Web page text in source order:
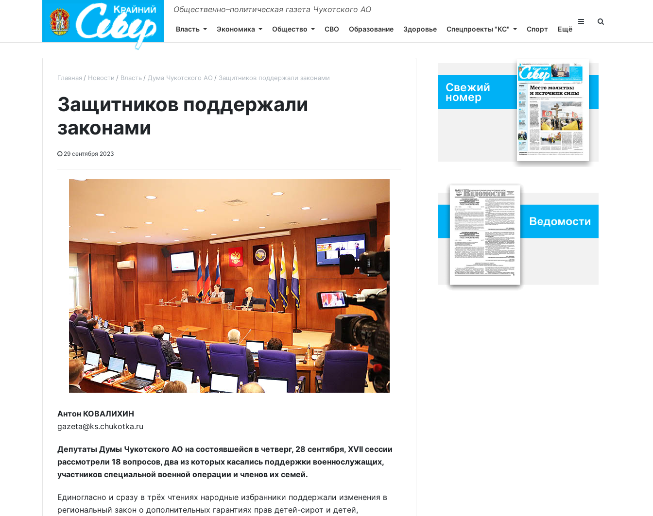
Общественно–политическая газета Чукотского АО
Власть Экономика Общество СВО Образование Здоровье Спецпроекты "КС" Спорт Ещё
Главная Новости Власть Дума Чукотского АО Защитников поддержали законами
Защитников поддержали
законами
29 сентября 2023
Антон КОВАЛИХИН
gazeta@ks.chukotka.ru
Депутаты Думы Чукотского АО на состоявшейся в четверг, 28 сентября, XVII сессии
рассмотрели 18 вопросов, два из которых касались поддержки военнослужащих,
участников специальной военной операции и членов их семей.
Единогласно и сразу в трёх чтениях народные избранники поддержали изменения в
региональный закон о дополнительных гарантиях прав детей-сирот и детей,
Свежий
номер